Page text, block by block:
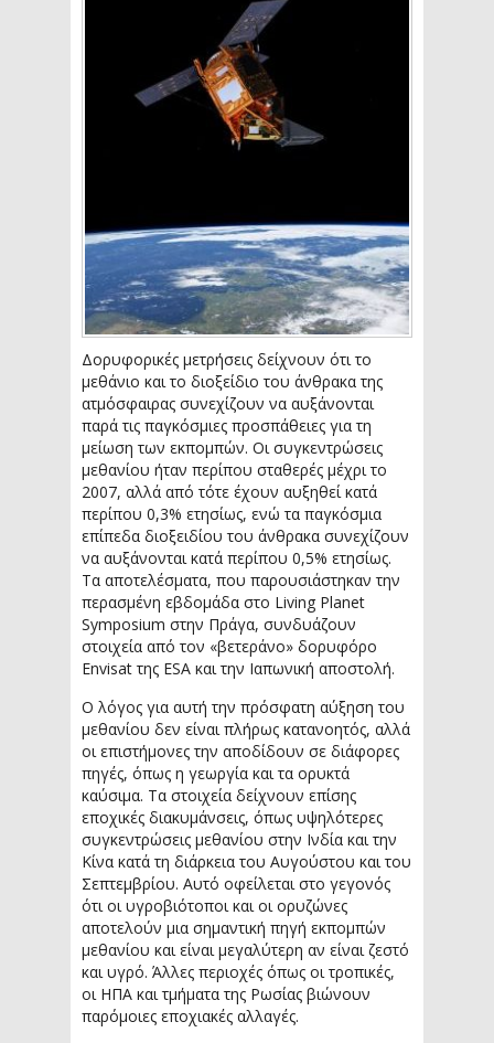
Δορυφορικές μετρήσεις δείχνουν ότι το
μεθάνιο και το διοξείδιο του άνθρακα της
ατμόσφαιρας συνεχίζουν να αυξάνονται
παρά τις παγκόσμιες προσπάθειες για τη
μείωση των εκπομπών. Οι συγκεντρώσεις
μεθανίου ήταν περίπου σταθερές μέχρι το
2007, αλλά από τότε έχουν αυξηθεί κατά
περίπου 0,3% ετησίως, ενώ τα παγκόσμια
επίπεδα διοξειδίου του άνθρακα συνεχίζουν
να αυξάνονται κατά περίπου 0,5% ετησίως.
Τα αποτελέσματα, που παρουσιάστηκαν την
περασμένη εβδομάδα στο Living Planet
Symposium στην Πράγα, συνδυάζουν
στοιχεία από τον «βετεράνο» δορυφόρο
Envisat της ESA και την Ιαπωνική αποστολή.
Ο λόγος για αυτή την πρόσφατη αύξηση του
μεθανίου δεν είναι πλήρως κατανοητός, αλλά
οι επιστήμονες την αποδίδουν σε διάφορες
πηγές, όπως η γεωργία και τα ορυκτά
καύσιμα. Τα στοιχεία δείχνουν επίσης
εποχικές διακυμάνσεις, όπως υψηλότερες
συγκεντρώσεις μεθανίου στην Ινδία και την
Κίνα κατά τη διάρκεια του Αυγούστου και του
Σεπτεμβρίου. Αυτό οφείλεται στο γεγονός
ότι οι υγροβιότοποι και οι ορυζώνες
αποτελούν μια σημαντική πηγή εκπομπών
μεθανίου και είναι μεγαλύτερη αν είναι ζεστό
και υγρό. Άλλες περιοχές όπως οι τροπικές,
οι ΗΠΑ και τμήματα της Ρωσίας βιώνουν
παρόμοιες εποχιακές αλλαγές.